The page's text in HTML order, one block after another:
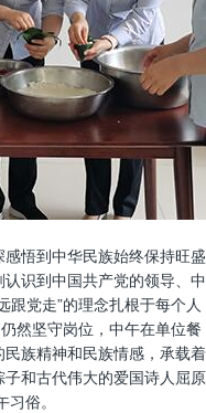
悟到中华民族始终保持旺盛
识到中国共产党的领导、中
跟党走”的理念扎根于每个人
然坚守岗位，中午在单位餐
族精神和民族情感，承载着
和古代伟大的爱国诗人屈原
俗。